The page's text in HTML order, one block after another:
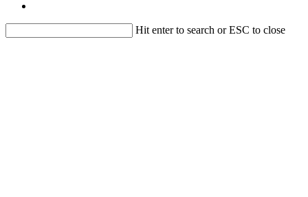
Hit enter to search or ESC to close